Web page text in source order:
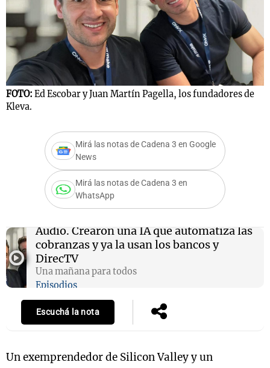
FOTO: Ed Escobar y Juan Martín Pagella, los fundadores de
Kleva.
Mirá las notas de Cadena 3 en Google
News
Mirá las notas de Cadena 3 en
WhatsApp
Audio. Crearon una IA que automatiza las
cobranzas y ya la usan los bancos y
DirecTV
Una mañana para todos
Episodios
Escuchá la nota
Un exemprendedor de Silicon Valley y un
Notas
Mundial 2026
Notas
La Sole en
Cadena 3